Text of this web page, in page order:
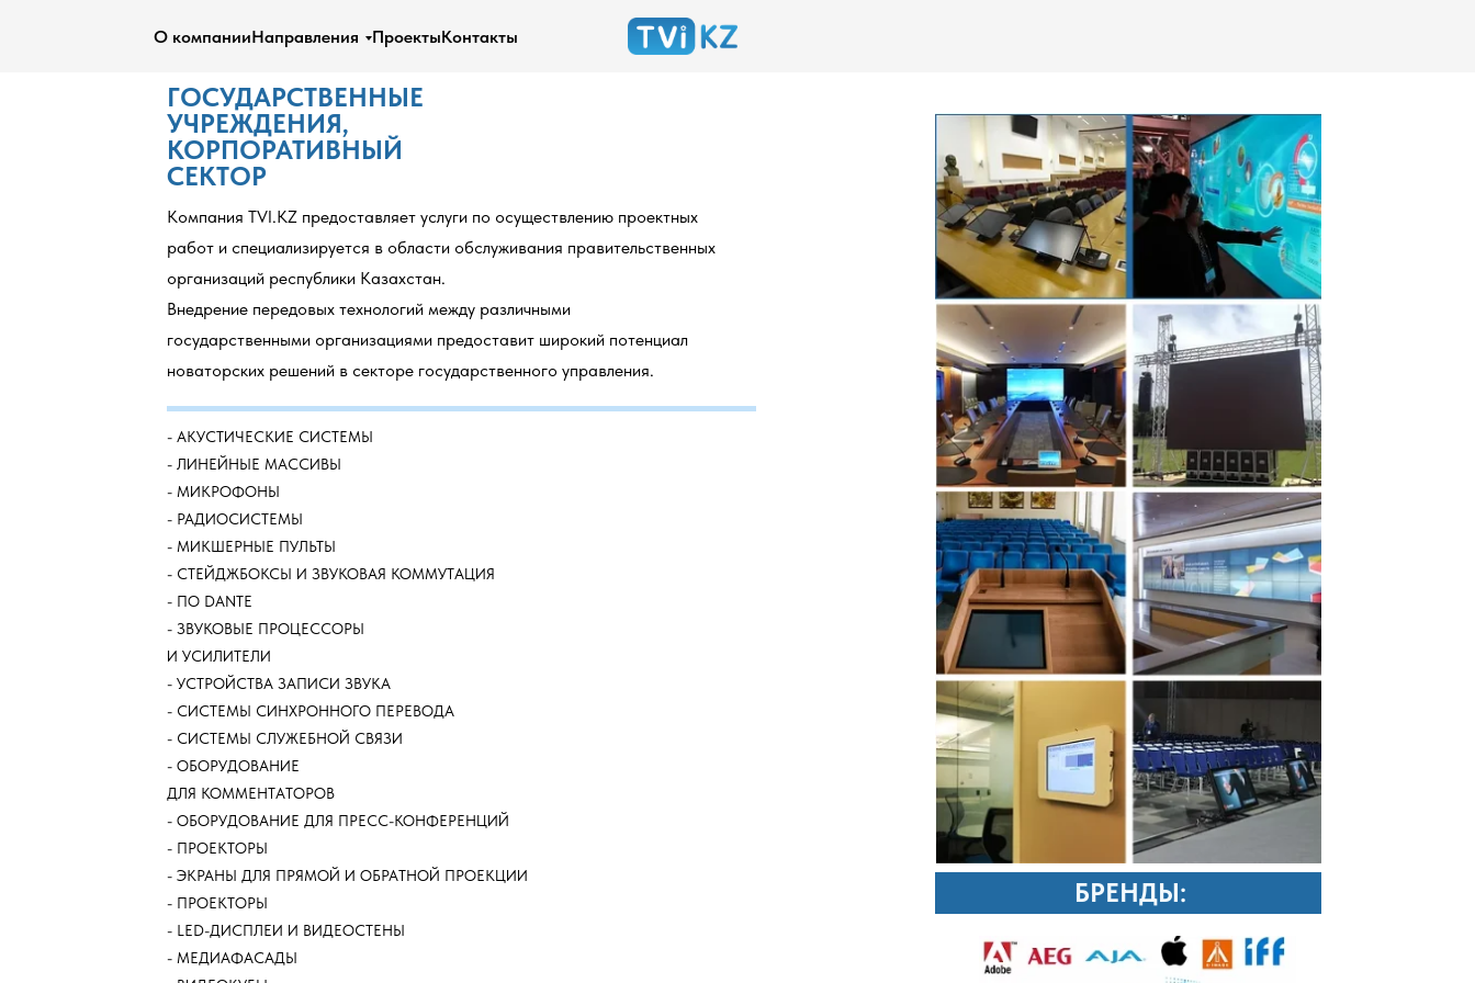
О компанииНаправления ПроектыКонтакты
ГОСУДАРСТВЕННЫЕ
УЧРЕЖДЕНИЯ,
КОРПОРАТИВНЫЙ
СЕКТОР
БРЕНДЫ:
Компания TVI.KZ предоставляет услуги по осуществлению проектных
работ и специализируется в области обслуживания правительственных
организаций республики Казахстан.
Внедрение передовых технологий между различными
государственными организациями предоставит широкий потенциал
новаторских решений в секторе государственного управления.
- АКУСТИЧЕСКИЕ СИСТЕМЫ
​- ЛИНЕЙНЫЕ МАССИВЫ
​- МИКРОФОНЫ
​- РАДИОСИСТЕМЫ
​- МИКШЕРНЫЕ ПУЛЬТЫ
​- СТЕЙДЖБОКСЫ И ЗВУКОВАЯ КОММУТАЦИЯ
​- ПО DANTE
​- ЗВУКОВЫЕ ПРОЦЕССОРЫ
И УСИЛИТЕЛИ
​- УСТРОЙСТВА ЗАПИСИ ЗВУКА
​- СИСТЕМЫ СИНХРОННОГО ПЕРЕВОДА
​- СИСТЕМЫ СЛУЖЕБНОЙ СВЯЗИ
​- ОБОРУДОВАНИЕ
ДЛЯ КОММЕНТАТОРОВ
​- ОБОРУДОВАНИЕ ДЛЯ ПРЕСС-КОНФЕРЕНЦИЙ
​- ПРОЕКТОРЫ
​- ЭКРАНЫ ДЛЯ ПРЯМОЙ И ОБРАТНОЙ ПРОЕКЦИИ
​- ПРОЕКТОРЫ
​- LED-ДИСПЛЕИ И ВИДЕОСТЕНЫ
​- МЕДИАФАСАДЫ